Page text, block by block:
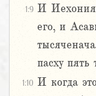
1:9 И
его, и
пасху пять
1:10 И когда